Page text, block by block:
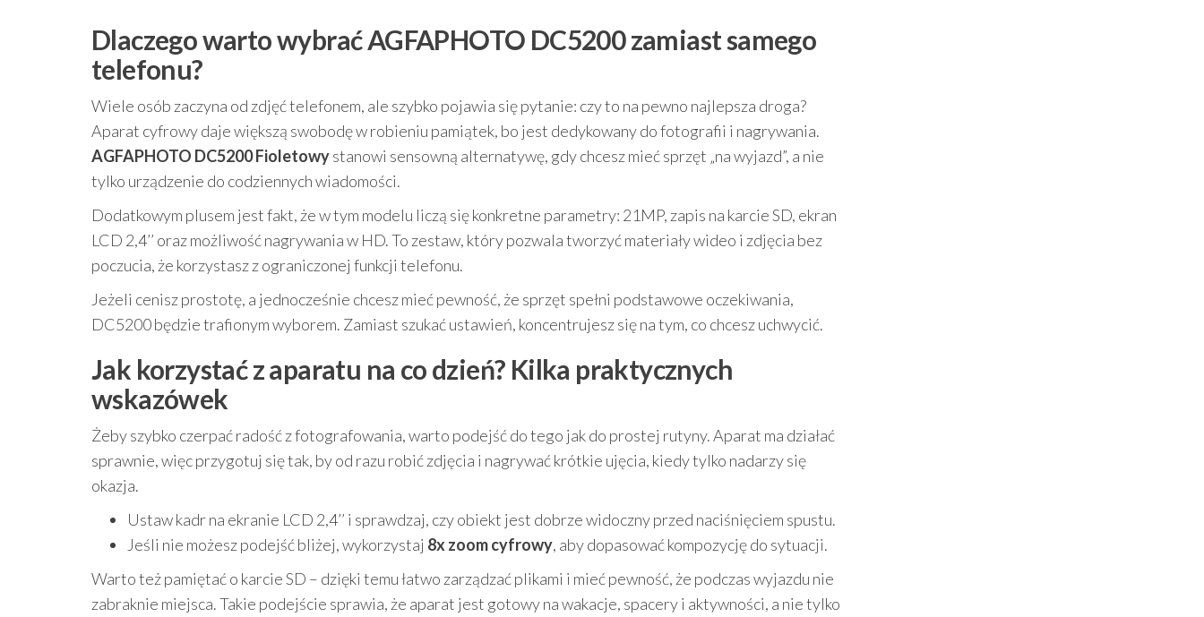
Dlaczego warto wybrać AGFAPHOTO DC5200 zamiast samego
telefonu?
Wiele osób zaczyna od zdjęć telefonem, ale szybko pojawia się pytanie: czy to na pewno najlepsza droga?
Aparat cyfrowy daje większą swobodę w robieniu pamiątek, bo jest dedykowany do fotografii i nagrywania.
AGFAPHOTO DC5200 Fioletowystanowi sensowną alternatywę, gdy chcesz mieć sprzęt „na wyjazd”, a nie
tylko urządzenie do codziennych wiadomości.
Dodatkowym plusem jest fakt, że w tym modelu liczą się konkretne parametry: 21MP, zapis na karcie SD, ekran
LCD 2,4’’ oraz możliwość nagrywania w HD. To zestaw, który pozwala tworzyć materiały wideo i zdjęcia bez
poczucia, że korzystasz z ograniczonej funkcji telefonu.
Jeżeli cenisz prostotę, a jednocześnie chcesz mieć pewność, że sprzęt spełni podstawowe oczekiwania,
DC5200 będzie trafionym wyborem. Zamiast szukać ustawień, koncentrujesz się na tym, co chcesz uchwycić.
Jak korzystać z aparatu na co dzień? Kilka praktycznych
wskazówek
Żeby szybko czerpać radość z fotografowania, warto podejść do tego jak do prostej rutyny. Aparat ma działać
sprawnie, więc przygotuj się tak, by od razu robić zdjęcia i nagrywać krótkie ujęcia, kiedy tylko nadarzy się
okazja.
Ustaw kadr na ekranie LCD 2,4’’ i sprawdzaj, czy obiekt jest dobrze widoczny przed naciśnięciem spustu.
Jeśli nie możesz podejść bliżej, wykorzystaj 8x zoom cyfrowy, aby dopasować kompozycję do sytuacji.
Warto też pamiętać o karcie SD – dzięki temu łatwo zarządzać plikami i mieć pewność, że podczas wyjazdu nie
zabraknie miejsca. Takie podejście sprawia, że aparat jest gotowy na wakacje, spacery i aktywności, a nie tylko